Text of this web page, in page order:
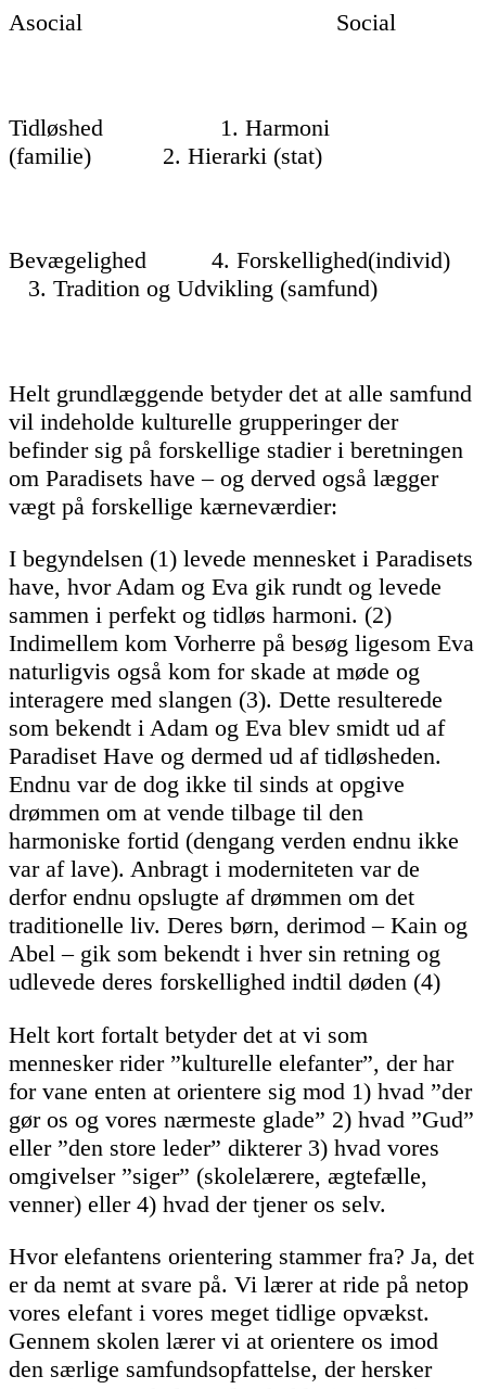
Asocial Social
Tidløshed 1. Harmoni
(familie) 2. Hierarki (stat)
Bevægelighed 4. Forskellighed(individ)
3. Tradition og Udvikling (samfund)
Helt grundlæggende betyder det at alle samfund
vil indeholde kulturelle grupperinger der
befinder sig på forskellige stadier i beretningen
om Paradisets have – og derved også lægger
vægt på forskellige kærneværdier:
I begyndelsen (1) levede mennesket i Paradisets
have, hvor Adam og Eva gik rundt og levede
sammen i perfekt og tidløs harmoni. (2)
Indimellem kom Vorherre på besøg ligesom Eva
naturligvis også kom for skade at møde og
interagere med slangen (3). Dette resulterede
som bekendt i Adam og Eva blev smidt ud af
Paradiset Have og dermed ud af tidløsheden.
Endnu var de dog ikke til sinds at opgive
drømmen om at vende tilbage til den
harmoniske fortid (dengang verden endnu ikke
var af lave). Anbragt i moderniteten var de
derfor endnu opslugte af drømmen om det
traditionelle liv. Deres børn, derimod – Kain og
Abel – gik som bekendt i hver sin retning og
udlevede deres forskellighed indtil døden (4)
Helt kort fortalt betyder det at vi som
mennesker rider ”kulturelle elefanter”, der har
for vane enten at orientere sig mod 1) hvad ”der
gør os og vores nærmeste glade” 2) hvad ”Gud”
eller ”den store leder” dikterer 3) hvad vores
omgivelser ”siger” (skolelærere, ægtefælle,
venner) eller 4) hvad der tjener os selv.
Hvor elefantens orientering stammer fra? Ja, det
er da nemt at svare på. Vi lærer at ride på netop
vores elefant i vores meget tidlige opvækst.
Gennem skolen lærer vi at orientere os imod
den særlige samfundsopfattelse, der hersker